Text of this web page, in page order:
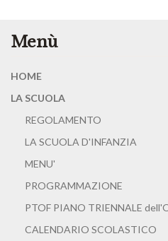
Menù
HOME
LA SCUOLA
REGOLAMENTO
LA SCUOLA D'INFANZIA
MENU'
PROGRAMMAZIONE
PTOF PIANO TRIENNALE
CALENDARIO SCOLASTICO